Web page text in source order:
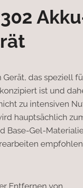
das speziell
ist und
zu intensiven
hauptsächlich
Base-Gel-
Entfernen von